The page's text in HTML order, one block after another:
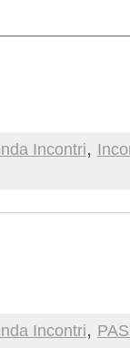
Incontri,
Incontri,